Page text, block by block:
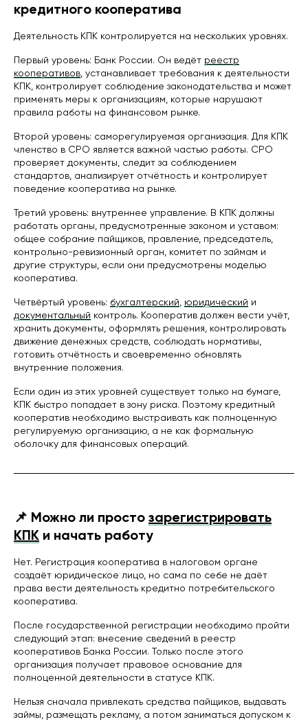
кредитного кооператива
Деятельность КПК контролируется на нескольких уровнях.
Первый уровень: Банк России. Он ведёт реестр
кооперативов , устанавливает требования к деятельности
КПК, контролирует соблюдение законодательства и может
применять меры к организациям, которые нарушают
правила работы на финансовом рынке.
Второй уровень: саморегулируемая организация. Для КПК
членство в СРО является важной частью работы. СРО
проверяет документы, следит за соблюдением
стандартов, анализирует отчётность и контролирует
поведение кооператива на рынке.
Третий уровень: внутреннее управление. В КПК должны
работать органы, предусмотренные законом и уставом:
общее собрание пайщиков, правление, председатель,
контрольно-ревизионный орган, комитет по займам и
другие структуры, если они предусмотрены моделью
кооператива.
Четвёртый уровень: бухгалтерский юридический и
документальный контроль. Кооператив должен вести учёт,
хранить документы, оформлять решения, контролировать
движение денежных средств, соблюдать нормативы,
готовить отчётность и своевременно обновлять
внутренние положения.
Если один из этих уровней существует только на бумаге,
КПК быстро попадает в зону риска. Поэтому кредитный
кооператив необходимо выстраивать как полноценную
регулируемую организацию, а не как формальную
оболочку для финансовых операций.
📌 Можно ли просто зарегистрировать
КПК и начать работу
Нет. Регистрация кооператива в налоговом органе
создаёт юридическое лицо, но сама по себе не даёт
права вести деятельность кредитно потребительского
кооператива.
После государственной регистрации необходимо пройти
следующий этап: внесение сведений в реестр
кооперативов Банка России. Только после этого
организация получает правовое основание для
полноценной деятельности в статусе КПК.
Нельзя сначала привлекать средства пайщиков, выдавать
займы, размещать рекламу, а потом заниматься допуском к